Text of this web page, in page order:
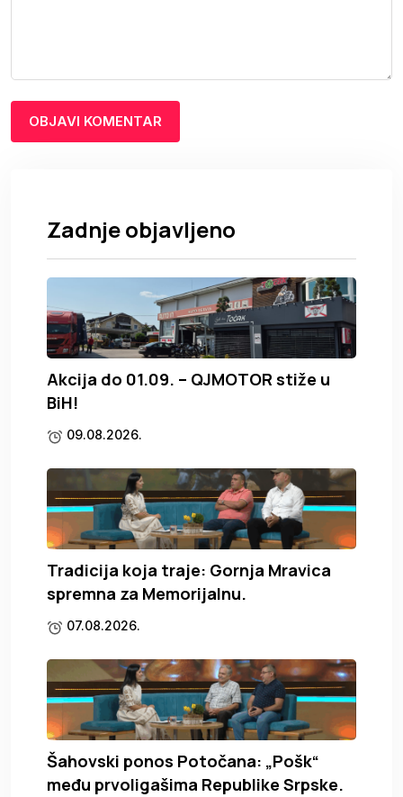
Zadnje objavljeno
Akcija do 01.09. – QJMOTOR stiže u
BiH!
09.08.2026.
Tradicija koja traje: Gornja Mravica
spremna za Memorijalnu.
07.08.2026.
Šahovski ponos Potočana: „Pošk“
među prvoligašima Republike Srpske.